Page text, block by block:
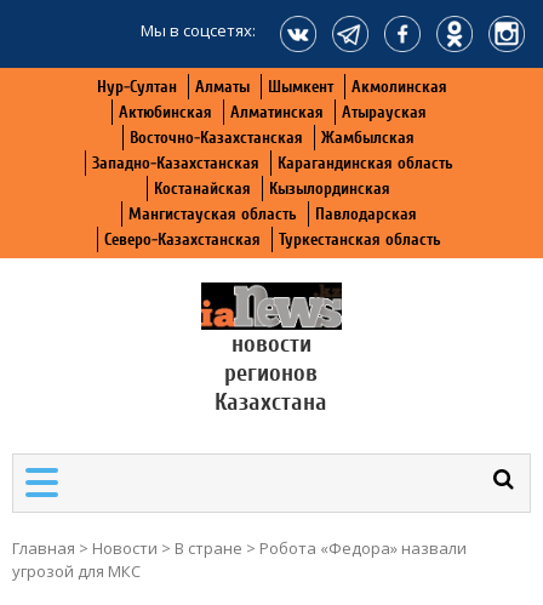
Мы в соцсетях:
Нур-Султан Алматы Шымкент
Акмолинская
Актюбинская
Алматинская
Атырауская
Восточно-Казахстанская
Жамбылская
Западно-Казахстанская
Карагандинская область
Костанайская
Кызылординская
Мангистауская область
Павлодарская
Северо-Казахстанская
Туркестанская область
новости
регионов
Казахстана
Главная > Новости > В стране > Робота «Федора» назвали
угрозой для МКС